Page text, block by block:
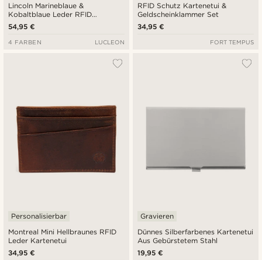
Lincoln Marineblaue &
Kobaltblaue Leder RFID
Geldbörse & Kartenetui
54,95 €
4 FARBEN LUCLEON
RFID Schutz Kartenetui &
Geldscheinklammer Set
34,95 €
FORT TEMPUS
Montreal Mini Hellbraunes RFID
Leder Kartenetui
Personalisierbar
34,95 €
Dünnes Silberfarbenes Kartenetui
Aus Gebürstetem Stahl
Gravieren
19,95 €